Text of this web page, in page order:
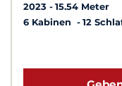
2023
15.54 Meter
6 Kabinen
12